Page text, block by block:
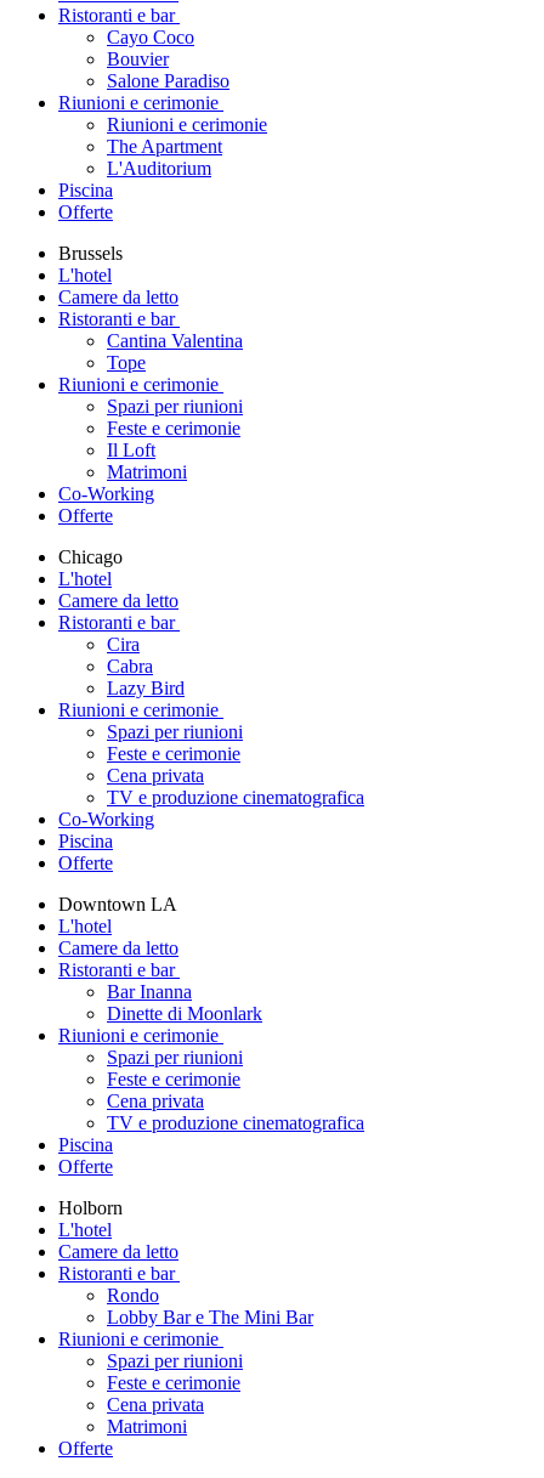
Ristoranti e bar
Cayo Coco
Bouvier
Salone Paradiso
Riunioni e cerimonie
Riunioni e cerimonie
The Apartment
L'Auditorium
Piscina
Offerte
Brussels
L'hotel
Camere da letto
Ristoranti e bar
Cantina Valentina
Tope
Riunioni e cerimonie
Spazi per riunioni
Feste e cerimonie
Il Loft
Matrimoni
Co-Working
Offerte
Chicago
L'hotel
Camere da letto
Ristoranti e bar
Cira
Cabra
Lazy Bird
Riunioni e cerimonie
Spazi per riunioni
Feste e cerimonie
Cena privata
TV e produzione cinematografica
Co-Working
Piscina
Offerte
Downtown LA
L'hotel
Camere da letto
Ristoranti e bar
Bar Inanna
Dinette di Moonlark
Riunioni e cerimonie
Spazi per riunioni
Feste e cerimonie
Cena privata
TV e produzione cinematografica
Piscina
Offerte
Holborn
L'hotel
Camere da letto
Ristoranti e bar
Rondo
Lobby Bar e The Mini Bar
Riunioni e cerimonie
Spazi per riunioni
Feste e cerimonie
Cena privata
Matrimoni
Offerte